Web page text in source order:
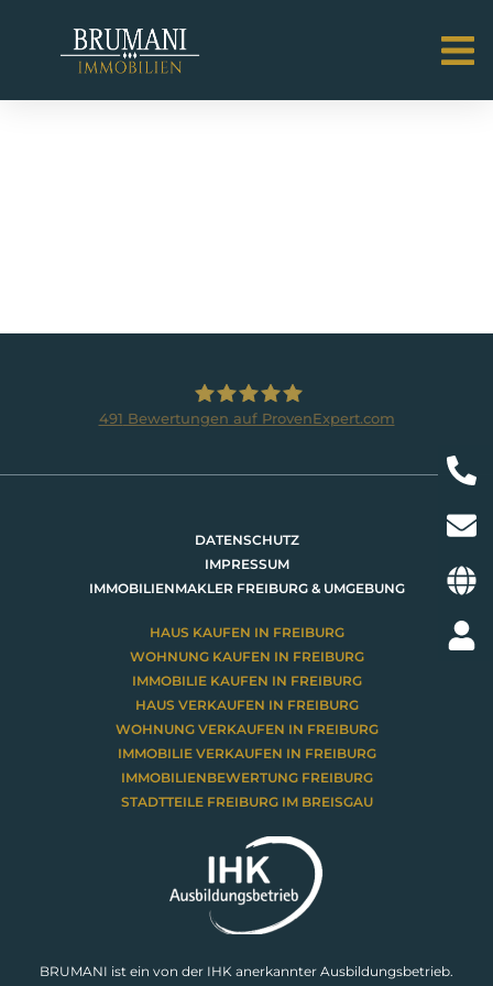
BRUMANI Immobilien GmbH
491 Bewertungen auf ProvenExpert.com
DATENSCHUTZ
IMPRESSUM
IMMOBILIENMAKLER FREIBURG & UMGEBUNG
HAUS KAUFEN IN FREIBURG
WOHNUNG KAUFEN IN FREIBURG
IMMOBILIE KAUFEN IN FREIBURG
HAUS VERKAUFEN IN FREIBURG
WOHNUNG VERKAUFEN IN FREIBURG
IMMOBILIE VERKAUFEN IN FREIBURG
IMMOBILIENBEWERTUNG FREIBURG
STADTTEILE FREIBURG IM BREISGAU
BRUMANI ist ein von der IHK anerkannter Ausbildungsbetrieb.